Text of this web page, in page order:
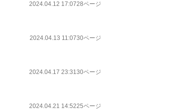
2024.04.12 17:0728ページ
2024.04.13 11:0730ページ
2024.04.17 23:3130ページ
2024.04.21 14:5225ページ